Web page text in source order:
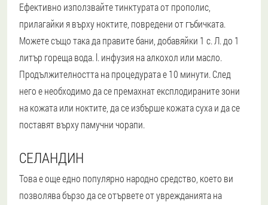
Ефективно използвайте тинктурата от прополис,
прилагайки я върху ноктите, повредени от гъбичката.
Можете също така да правите бани, добавяйки 1 с. Л. до 1
литър гореща вода. l. инфузия на алкохол или масло.
Продължителността на процедурата е 10 минути. След
него е необходимо да се премахнат експлодираните зони
на кожата или ноктите, да се избърше кожата суха и да се
поставят върху памучни чорапи.
СЕЛАНДИН
Това е още едно популярно народно средство, което ви
позволява бързо да се отървете от уврежданията на